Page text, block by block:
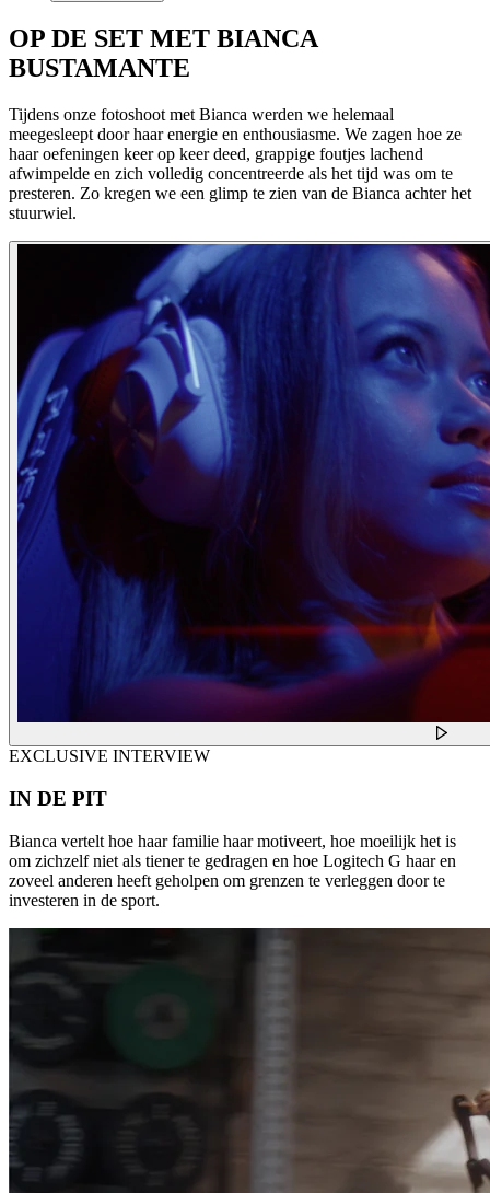
OP DE SET MET BIANCA
BUSTAMANTE
Tijdens onze fotoshoot met Bianca werden we helemaal
meegesleept door haar energie en enthousiasme. We zagen hoe ze
haar oefeningen keer op keer deed, grappige foutjes lachend
afwimpelde en zich volledig concentreerde als het tijd was om te
presteren. Zo kregen we een glimp te zien van de Bianca achter het
stuurwiel.
EXCLUSIVE INTERVIEW
IN DE PIT
Bianca vertelt hoe haar familie haar motiveert, hoe moeilijk het is
om zichzelf niet als tiener te gedragen en hoe Logitech G haar en
zoveel anderen heeft geholpen om grenzen te verleggen door te
investeren in de sport.